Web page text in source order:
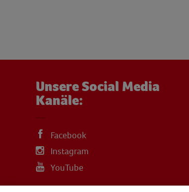
Unsere Social Media
Kanäle:
Facebook
Instagram
YouTube